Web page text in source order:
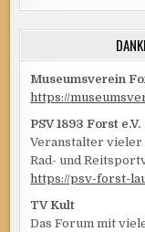
Museumsverein
https://
PSV 1893 Forst e.V.
Veranstalter vieler
Rad- und
https://psv-forst-
TV Kult
Das Forum mit